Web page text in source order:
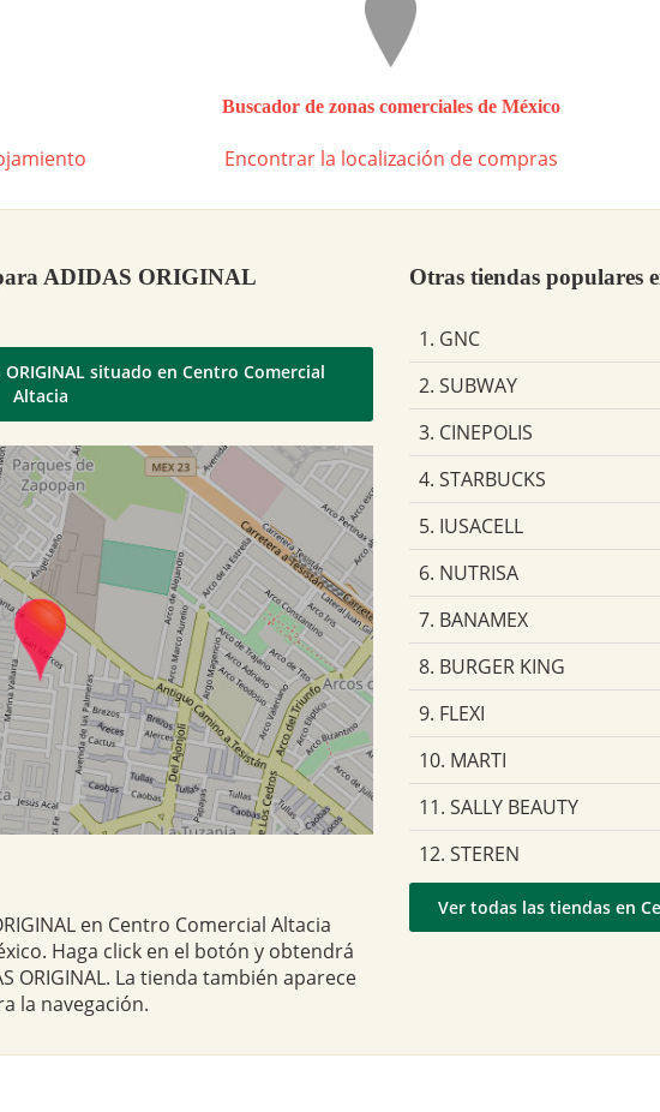
Buscador de zonas comerciales de México
Encontrar la localización de compras
ADIDAS ORIGINAL
situado en Centro Comercial
Altacia
en Centro Comercial Altacia
Haga click en el botón y obtendrá
ORIGINAL. La tienda también aparece
la navegación.
Otras tiendas populares
1. GNC
2. SUBWAY
3. CINEPOLIS
4. STARBUCKS
5. IUSACELL
6. NUTRISA
7. BANAMEX
8. BURGER KING
9. FLEXI
10. MARTI
11. SALLY BEAUTY
12. STEREN
Ver todas las tiendas en